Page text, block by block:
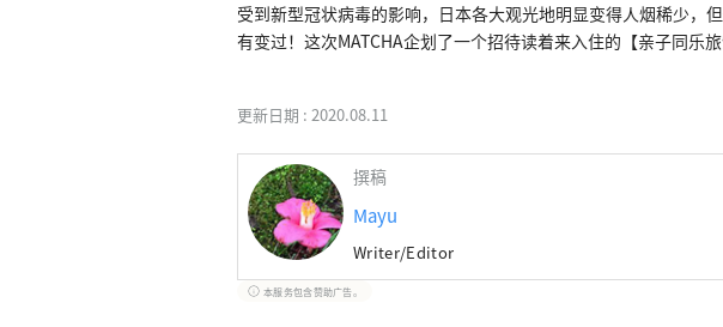
受到新型冠状病毒的影响，日本各大观光地明显变得人烟稀少，
有变过！这次MATCHA企划了一个招待读着来入住的【亲子同乐旅
更新日期 : 2020.08.11
撰稿
Mayu
Writer/Editor
本服务包含赞助广告。